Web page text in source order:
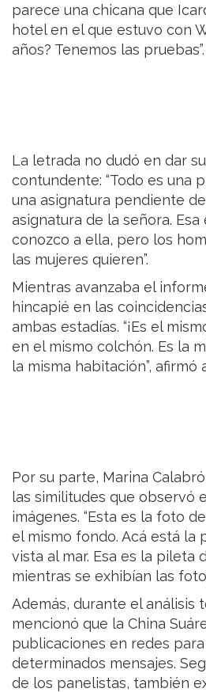
parece una chicana que
hotel en el que estuvo con
años? Tenemos las pruebas”.
La letrada no dudó en dar
contundente: “Todo es una
una asignatura pendiente
asignatura de la señora.
conozco a ella, pero los
las mujeres quieren”.
Mientras avanzaba el
hincapié en las
ambas estadías. “¡Es el
en el mismo colchón. Es la
la misma habitación”, afirmó
Por su parte, Marina
las similitudes que observó
imágenes. “Esta es la foto
el mismo fondo. Acá está la
vista al mar. Esa es la pileta
mientras se exhibían las
Además, durante el análisis
mencionó que la China
publicaciones en redes
determinados mensajes.
de los panelistas, también